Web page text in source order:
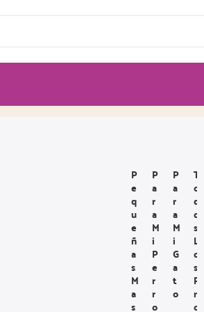
P
E
Q
U
E
Ñ
A
S
M
A
S
P
A
R
A
M
I
P
E
R
R
O
P
A
R
A
M
I
G
A
T
O
T
O
D
O
S
L
O
S
P
R
O